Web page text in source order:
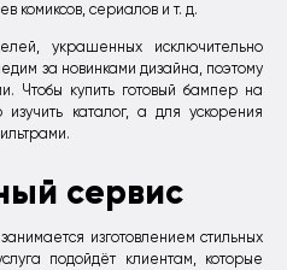
комиксов, сериалов и т. д.
украшенных исключительно
за новинками дизайна, поэтому
Чтобы купить готовый бампер на
каталог, а для ускорения
сервис
изготовлением стильных
подойдёт клиентам, которые